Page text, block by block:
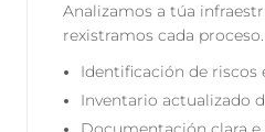
Analizamos a túa
rexistramos cada proceso.
Identificación de riscos
Inventario actualizado